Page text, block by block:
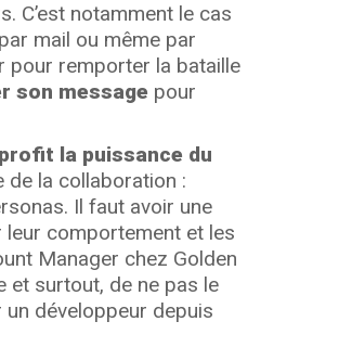
C’est notamment le cas
mail ou même par
pour remporter la bataille
son message pour
la puissance du
de la collaboration :
Il faut avoir une
leur comportement et les
Manager chez Golden
et surtout, de ne pas le
développeur depuis